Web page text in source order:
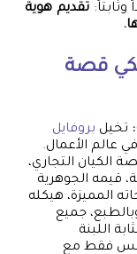
وثابتاً:تقديم هوية
قصة
: تخيل بروفايل
عالم الأعمال.
الكيان التجاري،
قيمه الجوهرية
المميزة، هيكله
وبالطبع، جميع
اللبنة
ليس فقط مع